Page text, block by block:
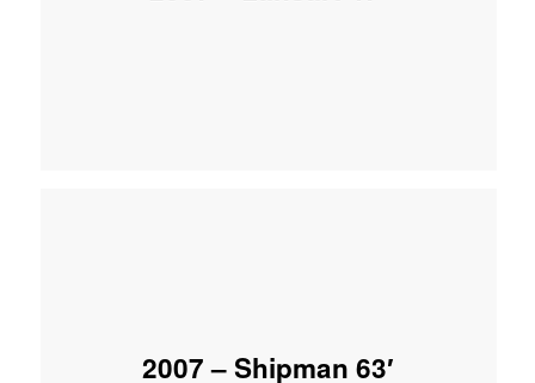
2007 – Shipman 63′